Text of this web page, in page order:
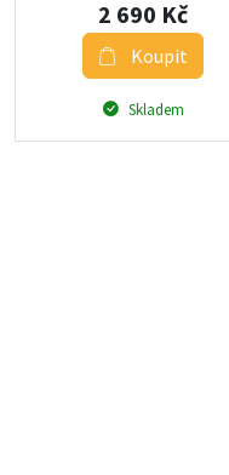
2 690 Kč
Koupit
Skladem